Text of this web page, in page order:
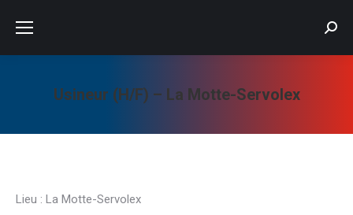
Usineur (H/F) – La Motte-Servolex
Lieu : La Motte-Servolex